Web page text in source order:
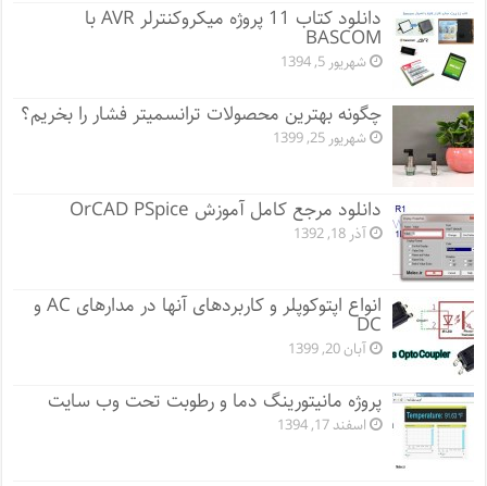
دانلود کتاب 11 پروژه میکروکنترلر AVR با
BASCOM
شهریور 5, 1394
چگونه بهترین محصولات ترانسمیتر فشار را بخریم؟
شهریور 25, 1399
دانلود مرجع کامل آموزش OrCAD PSpice
آذر 18, 1392
انواع اپتوکوپلر و کاربردهای آنها در مدارهای AC و
DC
آبان 20, 1399
پروژه مانيتورينگ دما و رطوبت تحت وب سایت
اسفند 17, 1394